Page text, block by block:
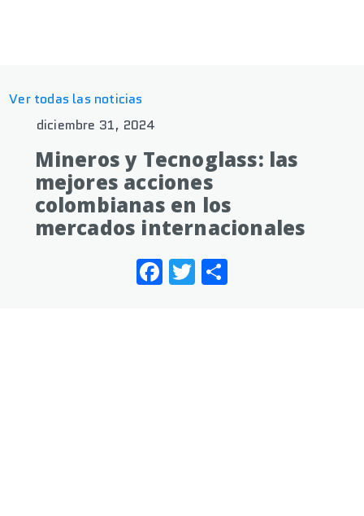
Ver todas las noticias
diciembre 31, 2024
Mineros y Tecnoglass: las
mejores acciones
colombianas en los
mercados internacionales
Facebook
Twitter